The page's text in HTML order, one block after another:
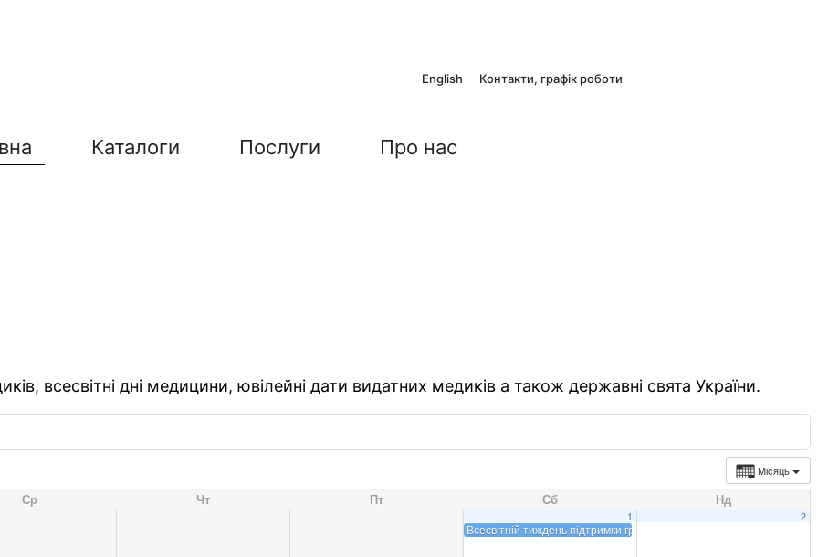
English Контакти, графік роботи
Каталоги Послуги Про нас
всесвітні дні медицини, ювілейні дати видатних медиків а також державні свята України.
Місяць
Ср Чт Пт Сб Нд
1
Всесвітній тиждень підтримки грудного вигодовування
2